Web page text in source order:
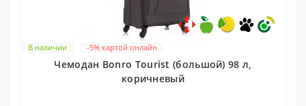
В наличии -5% картой онлайн
Чемодан Bonro Tourist (большой) 98 л,
коричневый